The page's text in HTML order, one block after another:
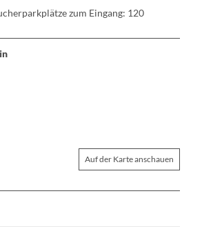
zum Eingang: 120
Auf der Karte anschauen